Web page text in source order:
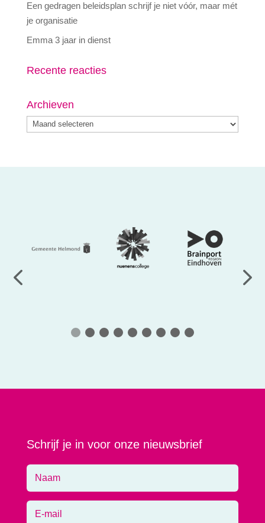
Een gedragen beleidsplan schrijf je niet vóór, maar mét
je organisatie
Emma 3 jaar in dienst
Recente reacties
Archieven
Archieven
Schrijf je in voor onze nieuwsbrief